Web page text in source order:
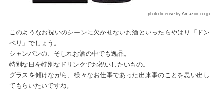
photo license by Amazon.co.jp
このようなお祝いのシーンに欠かせないお酒といったらやはり「ドン
ペリ」でしょう。
シャンパンの、そしれお酒の中でも逸品。
特別な日を特別なドリンクでお祝いしたいもの。
グラスを傾けながら、様々なお仕事であった出来事のことを思い出し
てもらいたいですね。